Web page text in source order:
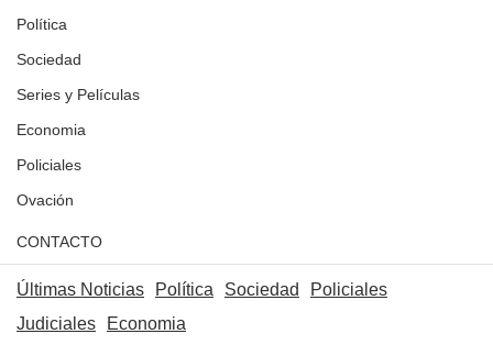
Política
Sociedad
Series y Películas
Economia
Policiales
Ovación
CONTACTO
Últimas Noticias Política Sociedad
Policiales
Judiciales
Economia